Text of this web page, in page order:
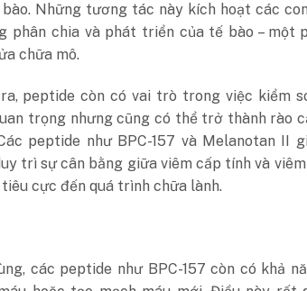
Những tương tác này kích hoạt các
phân chia và phát triển của tế bào – một
chữa mô.
peptide còn có vai trò trong việc kiểm
trọng nhưng cũng có thể trở thành rào
peptide như BPC-157 và Melanotan II
trì sự cân bằng giữa viêm cấp tính và
tiêu cực đến quá trình chữa lành.
các peptide như BPC-157 còn có khả